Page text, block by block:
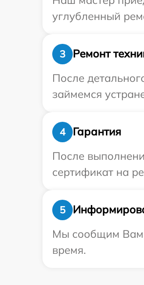
углубленный
3
Ремонт
После
займемся
4
Гарантия
После
сертификат на
5
Мы сообщим Вам
время.